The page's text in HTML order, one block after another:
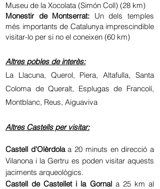
Museu de la Xocolata (Simón Coll) (28 km)
Monestir de Montserrat: Un dels temples
més importants de Catalunya imprescindible
visitar-lo per si no el coneixen (60 km)
Altres pobles de interès:
La Llacuna, Querol, Piera, Altafulla, Santa
Coloma de Queralt, Esplugas de Francolí,
Montblanc, Reus, Aiguaviva
Altres Castells per visitar:
Castell d'Olèrdolaa 20 minuts en direcció a
Vilanona i la Gertru es poden visitar aquests
jaciments arqueològics.
Castell de Castellet i la Gornala 25 km al